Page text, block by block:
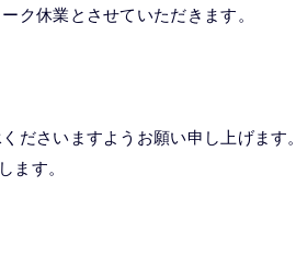
ク休業とさせていただきます。
ださいますようお願い申し上げます。
ます。